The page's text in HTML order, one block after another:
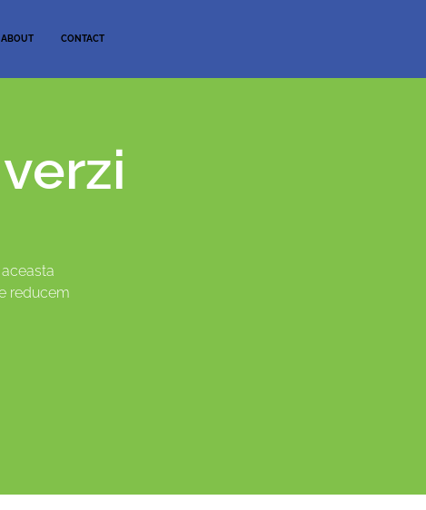
ABOUT CONTACT
reducem